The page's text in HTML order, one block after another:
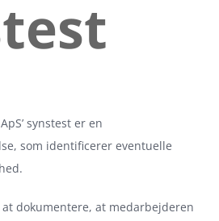
synstest er en
som identificerer eventuelle
dokumentere, at medarbejderen